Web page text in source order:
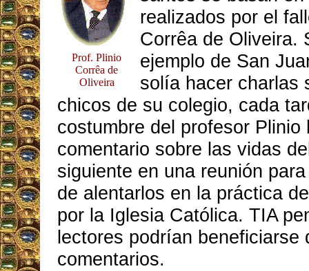
Prof. Plinio
Corrêa de
Oliveira
realizados por el
Corrêa de Oliveira.
ejemplo de San
solía hacer charlas
chicos de su colegio, cada
costumbre del profesor Plinio
comentario sobre las vidas
siguiente en una reunión
de alentarlos en la práctica
por la Iglesia Católica. TIA
lectores podrían beneficiarse
comentarios.